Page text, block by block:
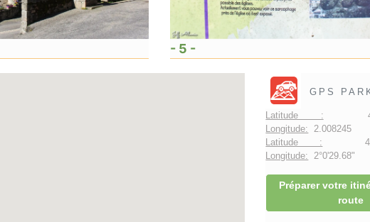
- 5 -
GPS
Latitude :
Longitude: 2.008245
Latitude :
Longitude: 2°0'29.68"
Préparer votre
route